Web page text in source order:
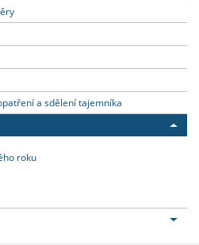
a sdělení tajemníka
roku